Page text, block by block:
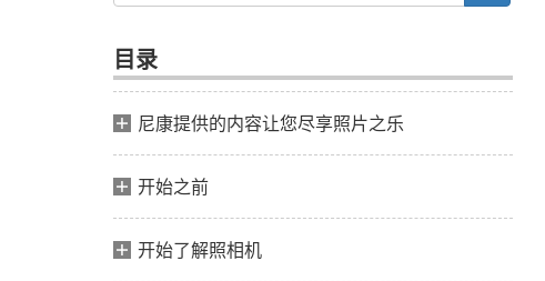
目录
尼康提供的内容让您尽享照片之乐
开始之前
开始了解照相机